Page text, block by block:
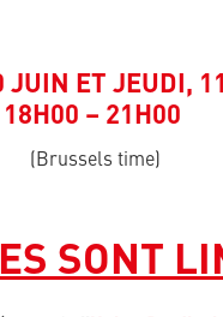
JUIN ET JEUDI,
18H00 – 21H00
(Brussels time)
SONT